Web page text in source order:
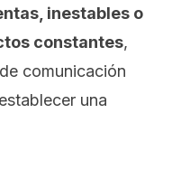
inestables o
constantes,
comunicación
una